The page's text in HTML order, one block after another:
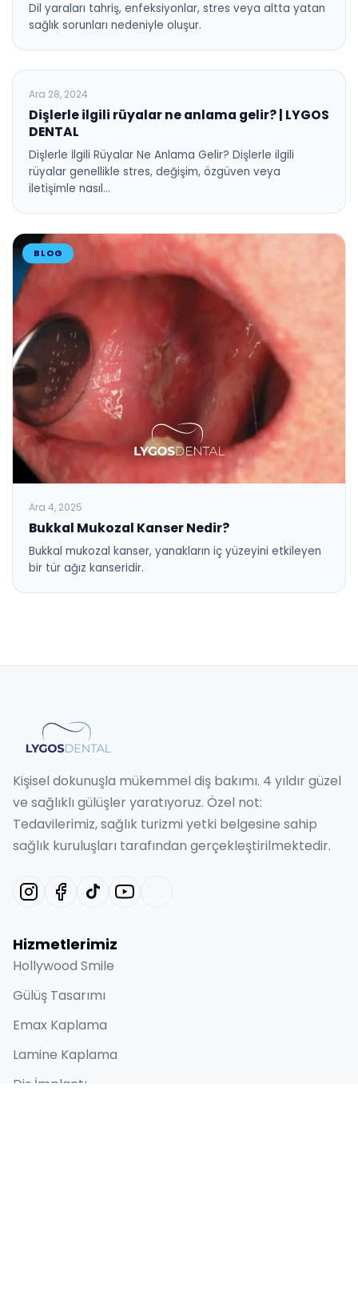
Dil yaraları tahriş, enfeksiyonlar, stres veya altta yatan
sağlık sorunları nedeniyle oluşur.
BLOG
Ara 28, 2024
Dişlerle ilgili rüyalar ne anlama gelir? | LYGOS
DENTAL
Dişlerle İlgili Rüyalar Ne Anlama Gelir? Dişlerle ilgili
rüyalar genellikle stres, değişim, özgüven veya
iletişimle nasıl…
BLOG
Ara 4, 2025
Bukkal Mukozal Kanser Nedir?
Bukkal mukozal kanser, yanakların iç yüzeyini etkileyen
bir tür ağız kanseridir.
Kişisel dokunuşla mükemmel diş bakımı. 4 yıldır güzel
ve sağlıklı gülüşler yaratıyoruz. Özel not:
Tedavilerimiz, sağlık turizmi yetki belgesine sahip
sağlık kuruluşları tarafından gerçekleştirilmektedir.
Hizmetlerimiz
Hollywood Smile
Gülüş Tasarımı
Emax Kaplama
Lamine Kaplama
Diş İmplantı